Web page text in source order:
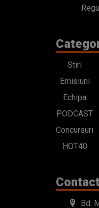
Stiri
Emisiuni
Echipa
PODCAST
Concursuri
HOT40
Contact
Bd.